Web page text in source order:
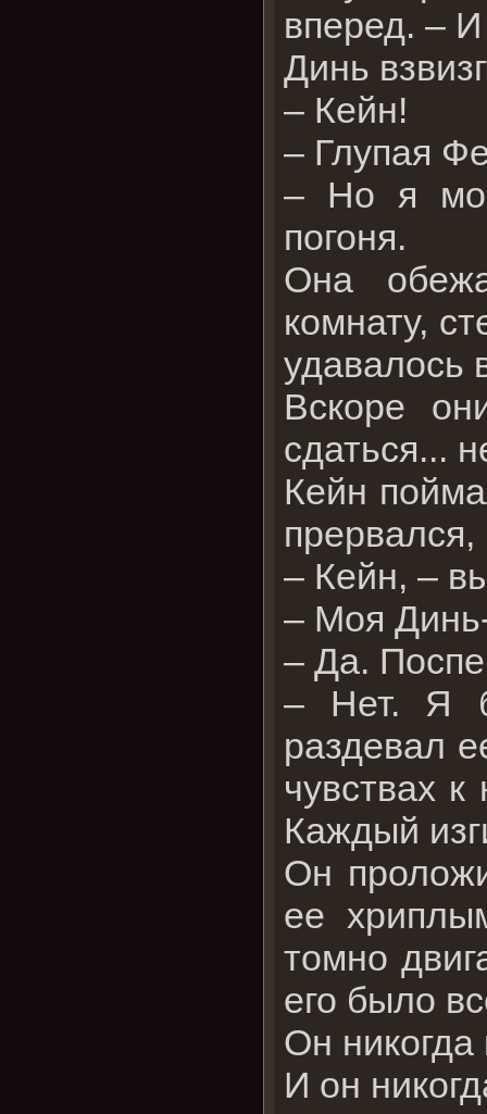
вперед. – И
Динь
– Кейн!
– Глупая
– Но я
погоня.
Она
комнату,
удавалось
Вскоре
сдаться...
Кейн
прервался,
– Кейн, –
– Моя
– Да.
– Нет. Я
раздевал
чувствах
Каждый
Он
ее
томно
его было
Он
И он